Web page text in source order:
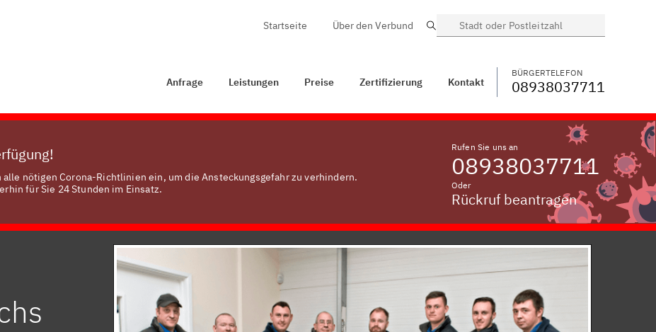
BÜRGERTELEFON WECHSELN
Startseite Über den Verbund Suche
Anfrage Leistungen Preise Zertifizierung Kontakt
BÜRGERTELEFON
08938037711
nötigen Corona-Richtlinien ein, um die Ansteckungsgefahr zu verhindern.
für Sie 24 Stunden im Einsatz.
Rufen Sie uns an
08938037711
Oder
Rückruf beantragen